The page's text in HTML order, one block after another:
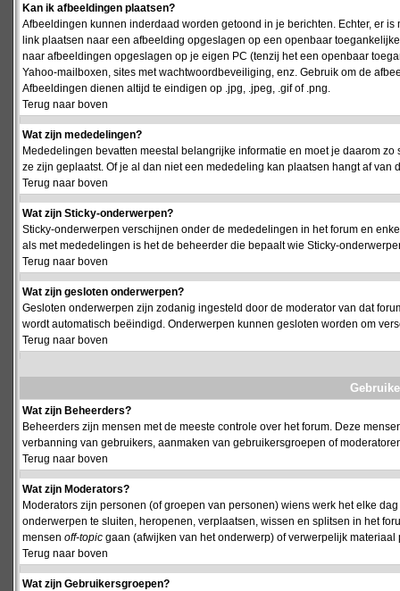
Kan ik afbeeldingen plaatsen?
Afbeeldingen kunnen inderdaad worden getoond in je berichten. Echter, er
link plaatsen naar een afbeelding opgeslagen op een openbaar
naar afbeeldingen opgeslagen op je eigen PC (tenzij het een openbaar
Yahoo-mailboxen, sites met wachtwoordbeveiliging, enz. Gebruik om de
Afbeeldingen dienen altijd te eindigen op .jpg, .jpeg, .gif of .png.
Terug naar boven
Wat zijn mededelingen?
Mededelingen bevatten meestal belangrijke informatie en moet je daarom
ze zijn geplaatst. Of je al dan niet een mededeling kan plaatsen hangt af
Terug naar boven
Wat zijn Sticky-onderwerpen?
Sticky-onderwerpen verschijnen onder de mededelingen in het forum en
als met mededelingen is het de beheerder die bepaalt wie Sticky-
Terug naar boven
Wat zijn gesloten onderwerpen?
Gesloten onderwerpen zijn zodanig ingesteld door de moderator van dat
wordt automatisch beëindigd. Onderwerpen kunnen gesloten worden om
Terug naar boven
Wat zijn Beheerders?
Beheerders zijn mensen met de meeste controle over het forum. Deze
verbanning van gebruikers, aanmaken van gebruikersgroepen of
Terug naar boven
Wat zijn Moderators?
Moderators zijn personen (of groepen van personen) wiens werk het elke
onderwerpen te sluiten, heropenen, verplaatsen, wissen en splitsen in het
mensen off-topic gaan (afwijken van het onderwerp) of verwerpelijk materiaal
Terug naar boven
Wat zijn Gebruikersgroepen?